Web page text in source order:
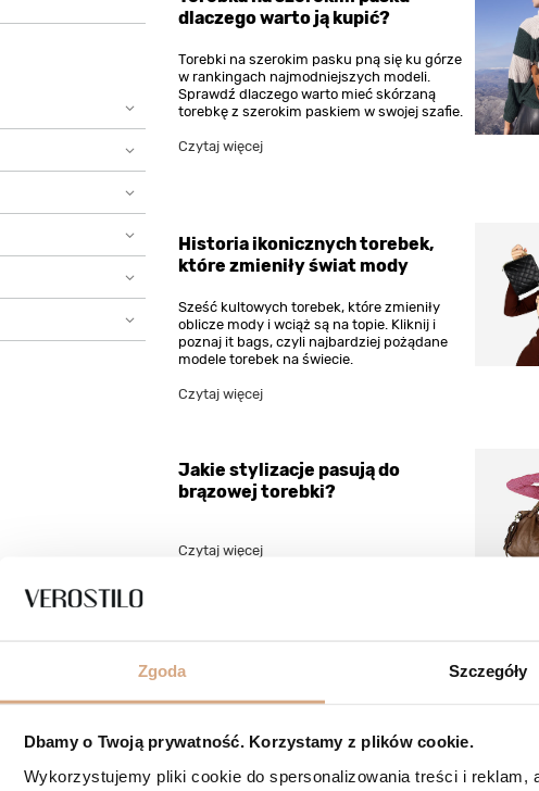
Zgoda Szczegóły
Dbamy o Twoją prywatność. Korzystamy z plików cookie.
Wykorzystujemy pliki cookie do spersonalizowania treści i reklam,
dlaczego warto ją kupić?
Torebki na szerokim pasku pną się ku górze
w rankingach najmodniejszych modeli.
Sprawdź dlaczego warto mieć skórzaną
torebkę z szerokim paskiem w swojej szafie.
Czytaj więcej
Historia ikonicznych torebek,
które zmieniły świat mody
Sześć kultowych torebek, które zmieniły
oblicze mody i wciąż są na topie. Kliknij i
poznaj it bags, czyli najbardziej pożądane
modele torebek na świecie.
Czytaj więcej
Jakie stylizacje pasują do
brązowej torebki?
Czytaj więcej
Czy torebki plecione i zamszowe
to najmodniejsze torebki w tym
sezonie?